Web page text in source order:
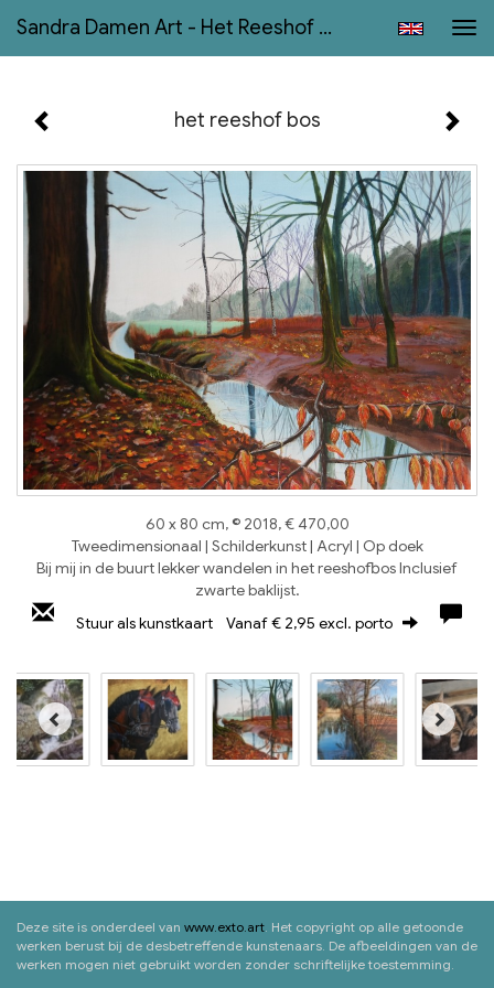
Sandra Damen Art - Het Reeshof Bos
het reeshof bos
60 x 80 cm, © 2018, € 470,00
Tweedimensionaal | Schilderkunst | Acryl | Op doek
Bij mij in de buurt lekker wandelen in het reeshofbos Inclusief
zwarte baklijst.
Stuur als kunstkaart Vanaf € 2,95 excl. porto
Deze site is onderdeel van www.exto.art. Het copyright op alle getoonde
werken berust bij de desbetreffende kunstenaars. De afbeeldingen van de
werken mogen niet gebruikt worden zonder schriftelijke toestemming.